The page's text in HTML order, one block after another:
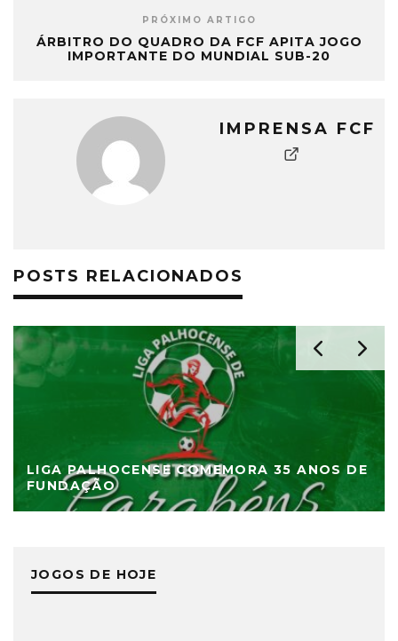
PRÓXIMO ARTIGO
ÁRBITRO DO QUADRO DA FCF APITA JOGO
IMPORTANTE DO MUNDIAL SUB-20
IMPRENSA FCF
POSTS RELACIONADOS
LIGA PALHOCENSE COMEMORA 35 ANOS DE
FUNDAÇÃO
JOGOS DE HOJE